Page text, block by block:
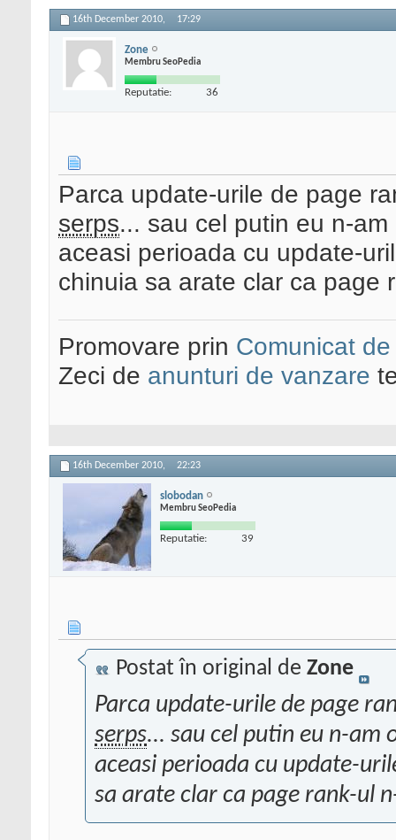
16th December 2010, 17:29
Zone
Membru SeoPedia
Reputatie: 36
Parca update-urile de page
serps... sau cel putin eu n-
aceasi perioada cu update-
chinuia sa arate clar ca page
Promovare prin Comunicat
Zeci de anunturi de vanzare
16th December 2010, 22:23
slobodan
Membru SeoPedia
Reputatie: 39
Postat în original de Zone
Parca update-urile de page
serps... sau cel putin eu n-am
aceasi perioada cu update-
sa arate clar ca page rank-ul